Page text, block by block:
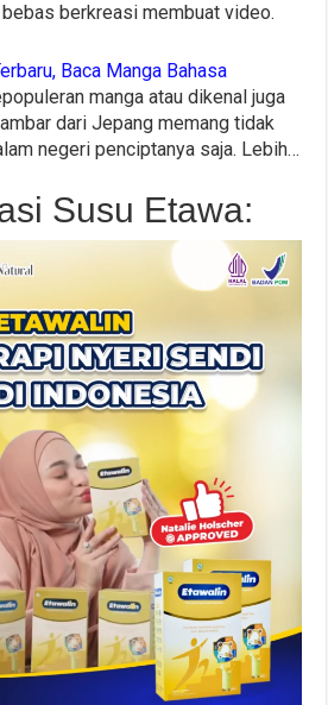
berkreasi membuat video.
Baca Manga Bahasa
manga atau dikenal juga
dari Jepang memang tidak
negeri penciptanya saja. Lebih…
Susu Etawa: